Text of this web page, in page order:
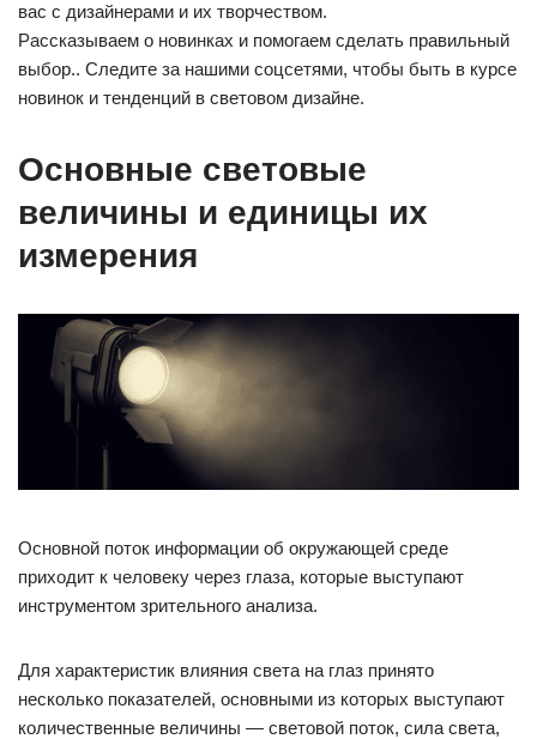
вас с дизайнерами и их творчеством.
Рассказываем о новинках и помогаем сделать правильный
выбор.. Следите за нашими соцсетями, чтобы быть в курсе
новинок и тенденций в световом дизайне.
Основные световые
величины и единицы их
измерения
Основной поток информации об окружающей среде
приходит к человеку через глаза, которые выступают
инструментом зрительного анализа.
Для характеристик влияния света на глаз принято
несколько показателей, основными из которых выступают
количественные величины — световой поток, сила света,